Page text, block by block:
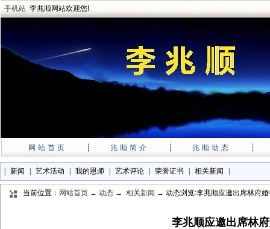
手机站 李兆顺网站欢迎您!
网站首页 ┊ 兆顺简介 ┊ 兆顺动态 ┊
新闻 艺术活动 我的恩师 艺术评论 荣誉证书 相关新闻
当前位置： 网站首页 → 动态 → 相关新闻 → 动态浏览:李兆顺应邀出席林府婚
李兆顺应邀出席林